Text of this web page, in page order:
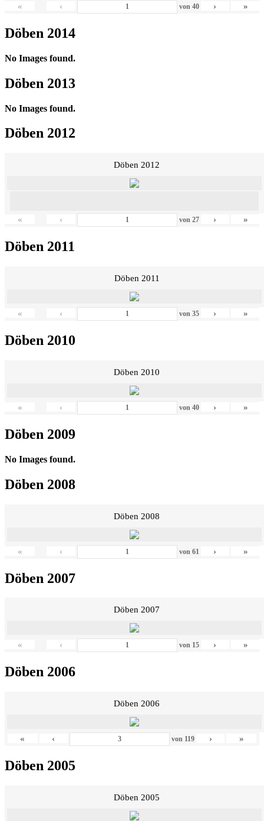
« ‹ von 40 › »
Döben 2014
No Images found.
Döben 2013
No Images found.
Döben 2012
Döben 2012
« ‹ von 27 › »
Döben 2011
Döben 2011
« ‹ von 35 › »
Döben 2010
Döben 2010
« ‹ von 40 › »
Döben 2009
No Images found.
Döben 2008
Döben 2008
« ‹ von 61 › »
Döben 2007
Döben 2007
« ‹ von 15 › »
Döben 2006
Döben 2006
« ‹ von 119 › »
Döben 2005
Döben 2005